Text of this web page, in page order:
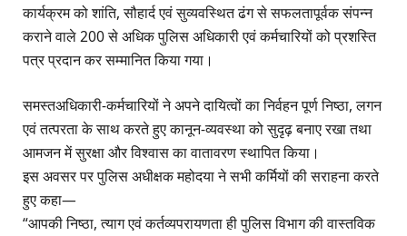
कार्यक्रम को शांति, सौहार्द एवं सुव्यवस्थित ढंग से सफलतापूर्वक संपन्न
कराने वाले 200 से अधिक पुलिस अधिकारी एवं कर्मचारियों को प्रशस्ति
पत्र प्रदान कर सम्मानित किया गया।
समस्तअधिकारी-कर्मचारियों ने अपने दायित्वों का निर्वहन पूर्ण निष्ठा, लगन
एवं तत्परता के साथ करते हुए कानून-व्यवस्था को सुदृढ़ बनाए रखा तथा
आमजन में सुरक्षा और विश्वास का वातावरण स्थापित किया।
इस अवसर पर पुलिस अधीक्षक महोदया ने सभी कर्मियों की सराहना करते
हुए कहा—
“आपकी निष्ठा, त्याग एवं कर्तव्यपरायणता ही पुलिस विभाग की वास्तविक